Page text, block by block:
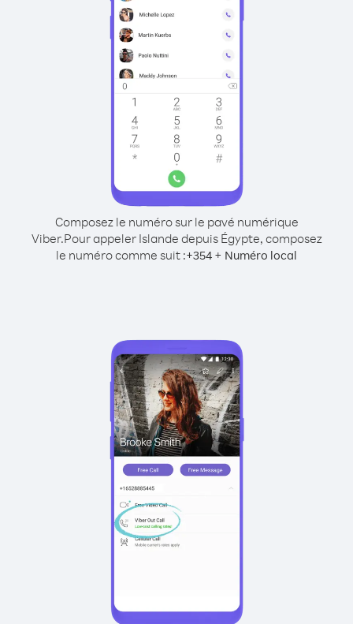
Composez le numéro sur le pavé numérique
Viber.Pour appeler Islande depuis Égypte, composez
le numéro comme suit :+354 + Numéro local